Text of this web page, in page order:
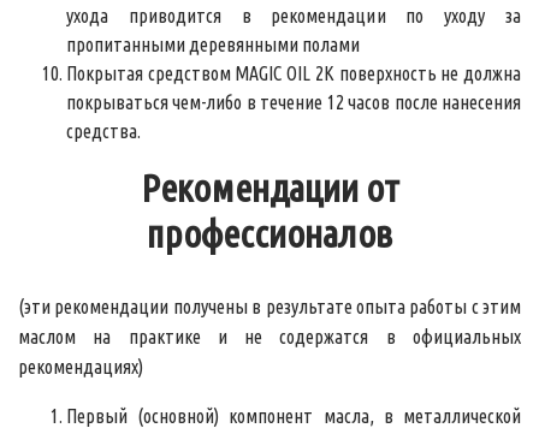
ухода приводится в рекомендации по уходу за
пропитанными деревянными полами
Покрытая средством MAGIC OIL 2K поверхность не должна
покрываться чем-либо в течение 12 часов после нанесения
средства.
Рекомендации от
профессионалов
(эти рекомендации получены в результате опыта работы с этим
маслом на практике и не содержатся в официальных
рекомендациях)
Первый (основной) компонент масла, в металлической